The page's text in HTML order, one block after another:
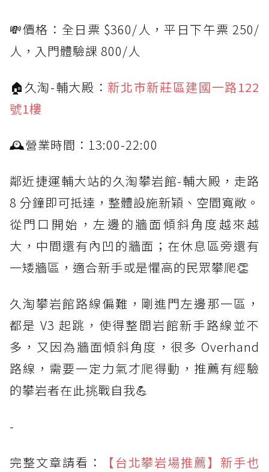
💸價格：全日票 $360/人，平日下午票 250/
人，入門體驗課 800/人
🏠久淘-輔大殿： 新北市新莊區建國一路122
號1樓
🕰營業時間：13:00-22:00
鄰近捷運輔大站的久淘攀岩館-輔大殿，走路
8 分鐘即可抵達，整體設施新穎、空間寬敞。
從門口開始，左邊的牆面傾斜角度越來越
大，中間還有內凹的牆面；在休息區旁還有
一矮牆區，適合新手或是懼高的民眾攀爬👏
久淘攀岩館路線偏難，剛進門左邊那一區，
都是 V3 起跳，使得整間岩館新手路線並不
多，又因為牆面傾斜角度，很多 Overhand
路線，需要一定力氣才爬得動，推薦有經驗
的攀岩者在此挑戰自我💪
-
完整文章請看：
【台北攀岩場推薦】新手也